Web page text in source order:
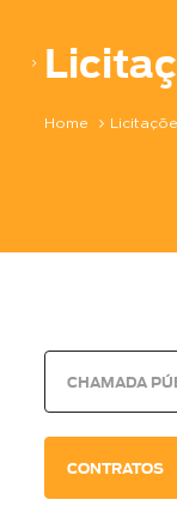
Home
CHAMADA
CONTRATOS